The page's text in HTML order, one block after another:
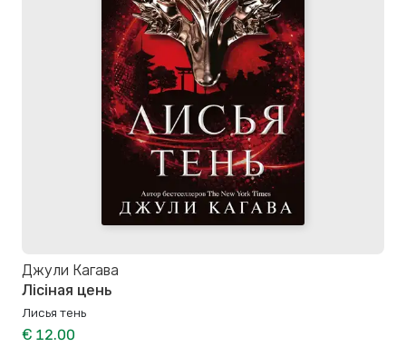
Джули Кагава
Лісіная цень
Лисья тень
€ 12.00